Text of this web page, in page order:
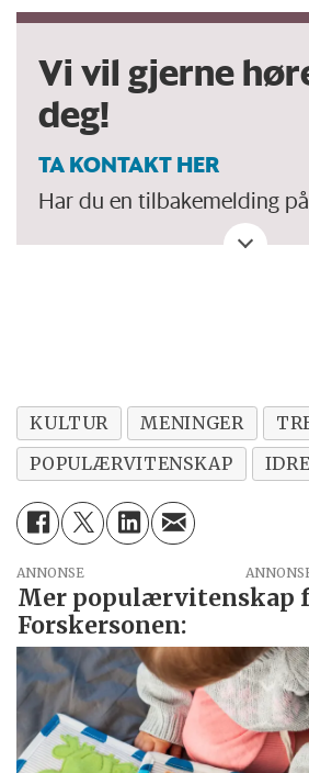
Vi vil gjerne
deg!
TA KONTAKT HER
Har du en tilbakemelding
artikkelen. Eller spørsmål,
KULTUR MENINGER
POPULÆRVITENSKAP
ANNONSE
Mer populærvitenskap
Forskersonen: